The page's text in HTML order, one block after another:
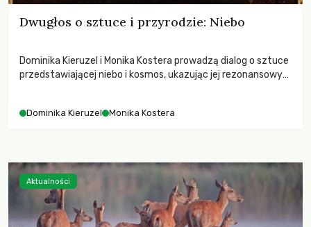
Dwugłos o sztuce i przyrodzie: Niebo
Dominika Kieruzel i Monika Kostera prowadzą dialog o sztuce
przedstawiającej niebo i kosmos, ukazując jej rezonansowy
Dominika Kieruzel Monika Kostera
Aktualności